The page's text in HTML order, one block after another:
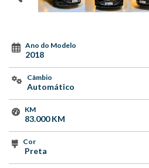
Ano do Modelo
2018
Câmbio
Automático
KM
83.000 KM
Cor
Preta